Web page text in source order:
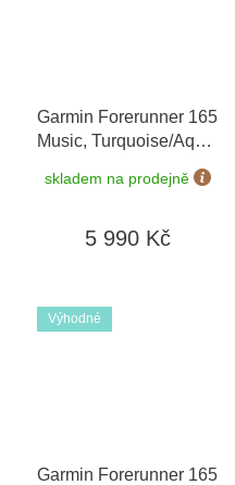
Garmin Forerunner 165
Music, Turquoise/Aqua
možnost výměny do 90
skladem na prodejně
5 990 Kč
Výhodné
Garmin Forerunner 165